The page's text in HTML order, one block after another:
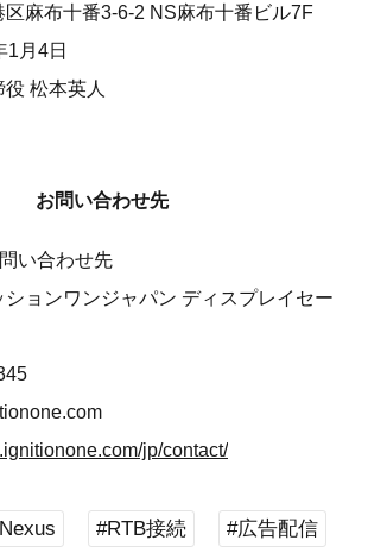
区麻布十番3-6-2 NS麻布十番ビル7F
1月4日
松本英人
お問い合わせ先
い合わせ先
ョンワンジャパン ディスプレイセー
jp/contact/
#RTB接続 #広告配信